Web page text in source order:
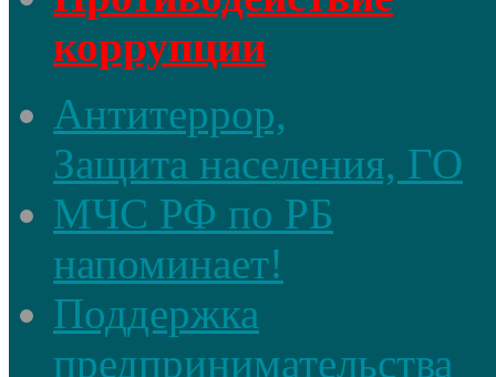
коррупции
Антитеррор,
Защита населения, ГО
МЧС РФ по РБ
напоминает!
Поддержка
предпринимательства